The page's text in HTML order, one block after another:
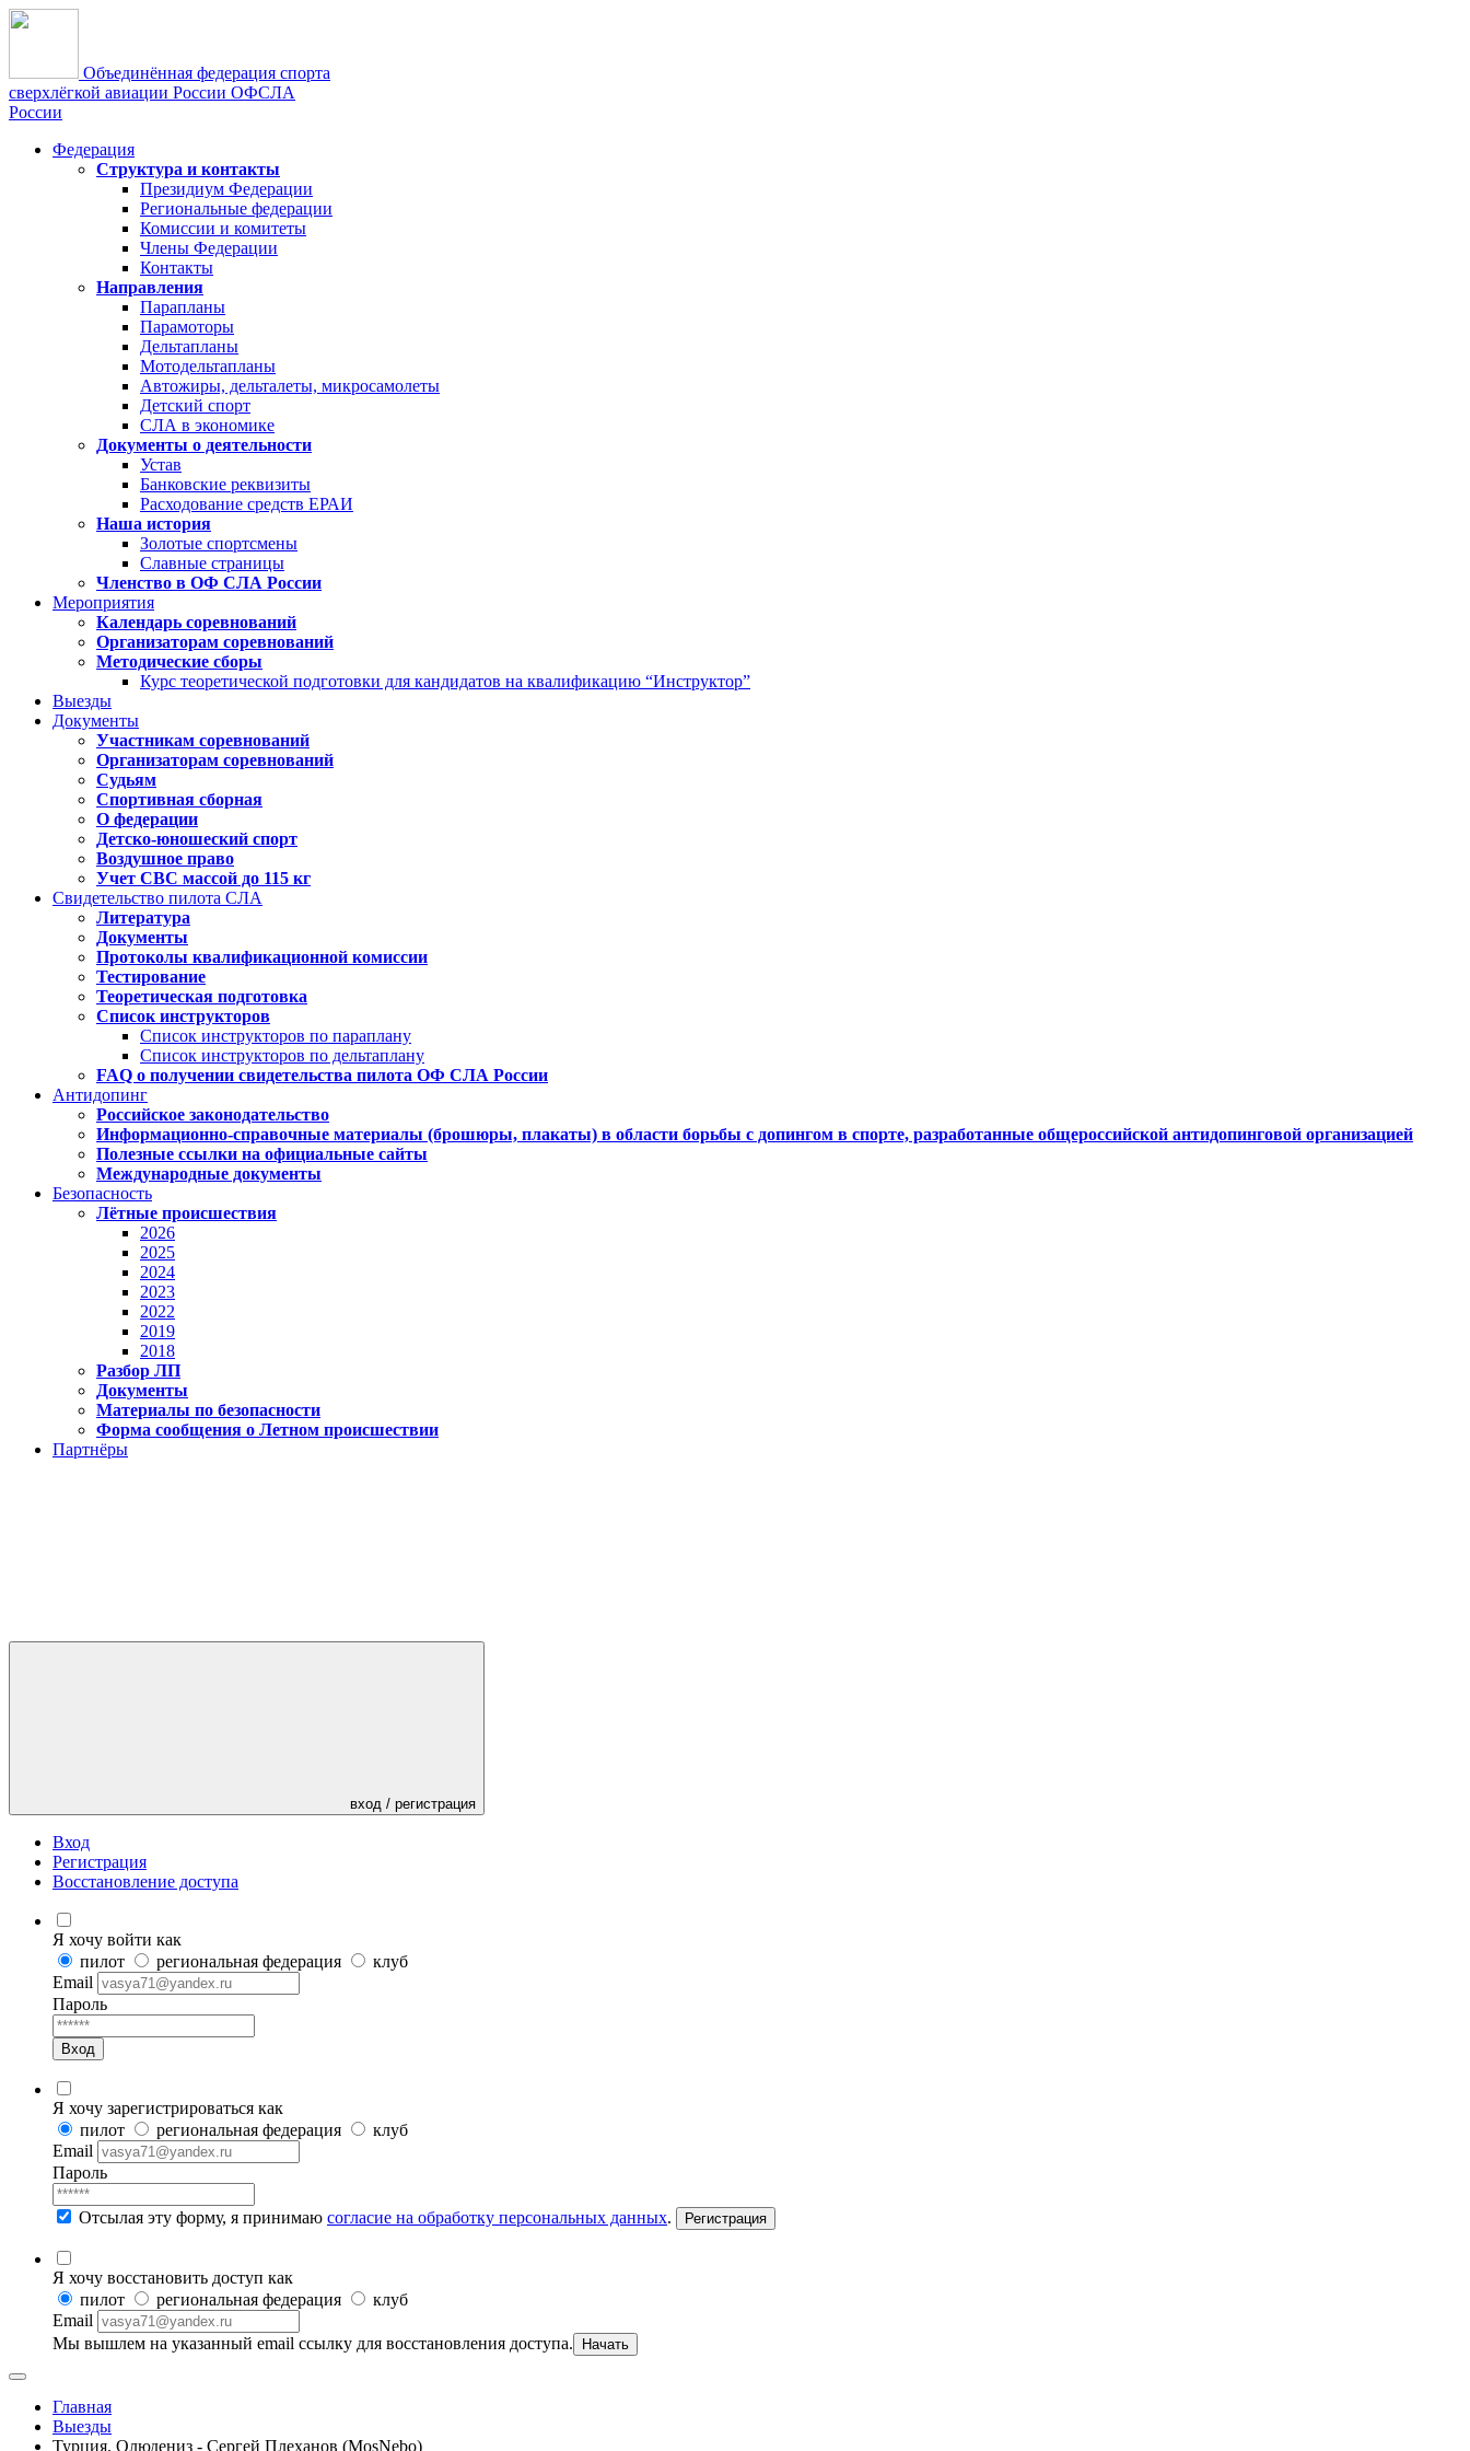
Объединённая федерация спорта
сверхлёгкой авиации России ОФСЛА
России
Федерация
Структура и контакты
Президиум Федерации
Региональные федерации
Комиссии и комитеты
Члены Федерации
Контакты
Направления
Парапланы
Парамоторы
Дельтапланы
Мотодельтапланы
Автожиры, дельталеты, микросамолеты
Детский спорт
СЛА в экономике
Документы о деятельности
Устав
Банковские реквизиты
Расходование средств ЕРАИ
Наша история
Золотые спортсмены
Славные страницы
Членство в ОФ СЛА России
Мероприятия
Календарь соревнований
Организаторам соревнований
Методические сборы
Курс теоретической подготовки для кандидатов на квалификацию “Инструктор”
Выезды
Документы
Участникам соревнований
Организаторам соревнований
Судьям
Спортивная сборная
О федерации
Детско-юношеский спорт
Воздушное право
Учет СВС массой до 115 кг
Свидетельство пилота СЛА
Литература
Документы
Протоколы квалификационной комиссии
Тестирование
Теоретическая подготовка
Список инструкторов
Список инструкторов по параплану
Список инструкторов по дельтаплану
FAQ о получении свидетельства пилота ОФ СЛА России
Антидопинг
Российское законодательство
Информационно-справочные материалы (брошюры, плакаты) в области борьбы с допингом в спорте, разработанные общероссийской антидопинговой организацией
Полезные ссылки на официальные сайты
Международные документы
Безопасность
Лётные происшествия
2026
2025
2024
2023
2022
2019
2018
Разбор ЛП
Документы
Материалы по безопасности
Форма сообщения о Летном происшествии
Партнёры
вход / регистрация
Вход
Регистрация
Восстановление доступа
Я хочу войти как
пилот
региональная федерация
клуб
Email
Пароль
Вход
Я хочу зарегистрироваться как
пилот
региональная федерация
клуб
Email
Пароль
Отсылая эту форму, я принимаю согласие на обработку персональных данных. Регистрация
Я хочу восстановить доступ как
пилот
региональная федерация
клуб
Email
Мы вышлем на указанный email ссылку для восстановления доступа.
Начать
Главная
Выезды
Турция, Олюдениз - Сергей Плеханов (MosNebo)